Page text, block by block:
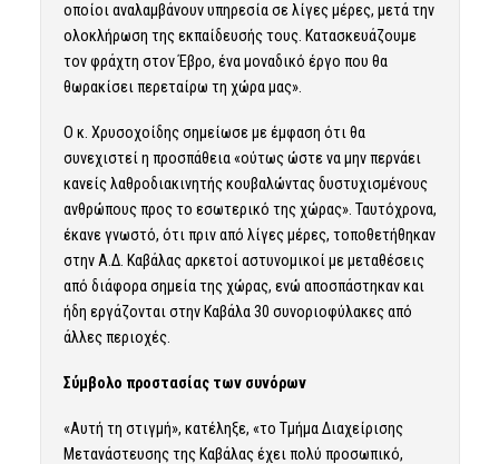
οποίοι αναλαμβάνουν υπηρεσία σε λίγες μέρες, μετά την
ολοκλήρωση της εκπαίδευσής τους. Κατασκευάζουμε
τον φράχτη στον Έβρο, ένα μοναδικό έργο που θα
θωρακίσει περεταίρω τη χώρα μας».
Ο κ. Χρυσοχοίδης σημείωσε με έμφαση ότι θα
συνεχιστεί η προσπάθεια «ούτως ώστε να μην περνάει
κανείς λαθροδιακινητής κουβαλώντας δυστυχισμένους
ανθρώπους προς το εσωτερικό της χώρας». Ταυτόχρονα,
έκανε γνωστό, ότι πριν από λίγες μέρες, τοποθετήθηκαν
στην Α.Δ. Καβάλας αρκετοί αστυνομικοί με μεταθέσεις
από διάφορα σημεία της χώρας, ενώ αποσπάστηκαν και
ήδη εργάζονται στην Καβάλα 30 συνοριοφύλακες από
άλλες περιοχές.
Σύμβολο προστασίας των συνόρων
«Αυτή τη στιγμή», κατέληξε, «το Τμήμα Διαχείρισης
Μετανάστευσης της Καβάλας έχει πολύ προσωπικό,